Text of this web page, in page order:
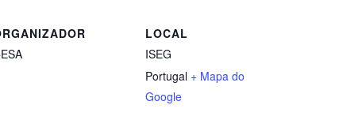
LOCAL
ISEG
Portugal + Mapa do
Google